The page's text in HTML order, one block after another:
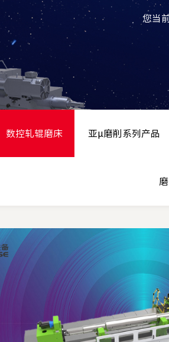
您当
数控轧辊磨床 亚μ磨削系列产品